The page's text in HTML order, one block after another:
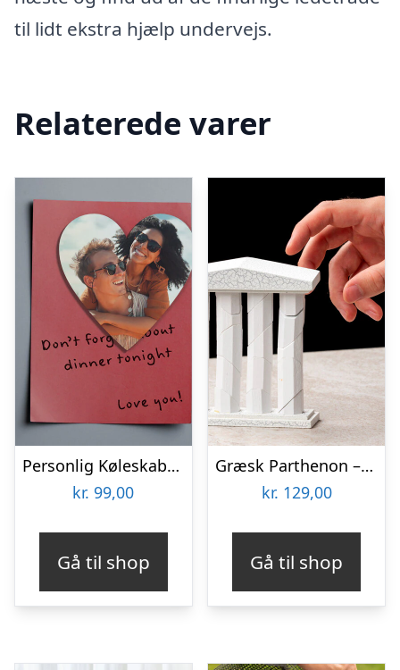
til lidt ekstra hjælp undervejs.
Relaterede varer
Personlig Køleskabsmagnet med Foto – Hjerte
kr. 99,00
Gå til shop
Græsk Parthenon – Træpuslespil
kr. 129,00
Gå til shop